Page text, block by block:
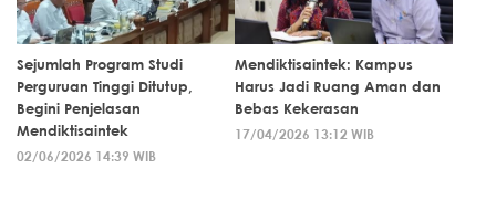
Sejumlah Program Studi
Perguruan Tinggi Ditutup,
Begini Penjelasan
Mendiktisaintek
02/06/2026 14:39 WIB
Mendiktisaintek: Kampus
Harus Jadi Ruang Aman dan
Bebas Kekerasan
17/04/2026 13:12 WIB